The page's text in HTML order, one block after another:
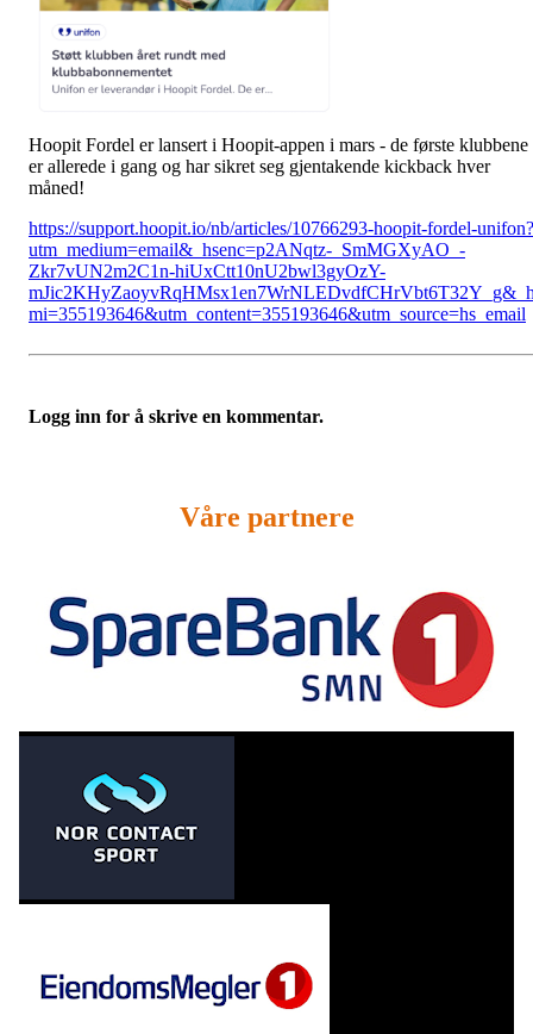
Hoopit Fordel er lansert i Hoopit-appen i mars - de første klubbene
er allerede i gang og har sikret seg gjentakende kickback hver
måned!
https://support.hoopit.io/nb/articles/10766293-hoopit-fordel-unifon?
utm_medium=email&_hsenc=p2ANqtz-_SmMGXyAO_-
Zkr7vUN2m2C1n-hiUxCtt10nU2bwl3gyOzY-
mi=355193646&utm_content=355193646&utm_source=hs_email
Logg inn for å skrive en kommentar.
Våre partnere